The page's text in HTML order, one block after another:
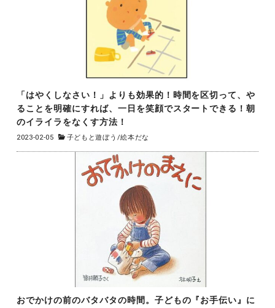
「はやくしなさい！」よりも効果的！時間を区切って、や
ることを明確にすれば、一日を笑顔でスタートできる！朝
のイライラをなくす方法！
2023-02-05 子どもと遊ぼう /絵本だな
おでかけの前のバタバタの時間。子どもの『お手伝い』に